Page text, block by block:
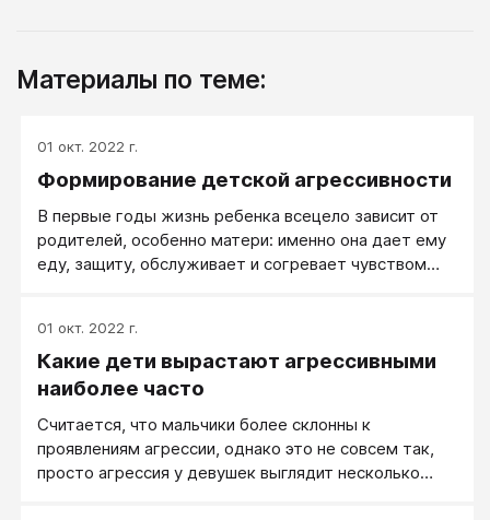
Материалы по теме:
01 окт. 2022 г.
Формирование детской агрессивности
В первые годы жизнь ребенка всецело зависит от
родителей, особенно матери: именно она дает ему
еду, защиту, обслуживает и согревает чувством
одобрения своего поведения.
01 окт. 2022 г.
Какие дети вырастают агрессивными
наиболее часто
Считается, что мальчики более склонны к
проявлениям агрессии, однако это не совсем так,
просто агрессия у девушек выглядит несколько